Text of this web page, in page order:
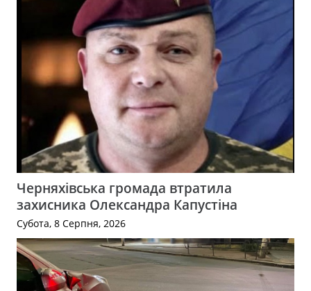
Черняхівська громада втратила
захисника Олександра Капустіна
Субота, 8 Серпня, 2026